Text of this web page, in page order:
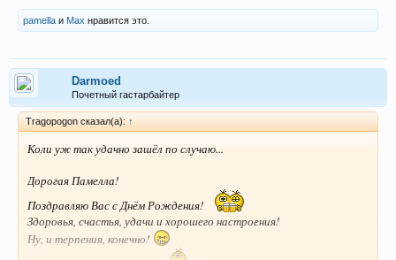
pamella и Max нравится это.
Darmoed
Почетный гастарбайтер
Tragopogon сказал(а): ↑
Коли уж так удачно зашёл по случаю...
Дорогая Памелла!
Поздравляю Вас с Днём Рождения!
Здоровья, счастья, удачи и хорошего настроения!
Ну, и терпения, конечно!